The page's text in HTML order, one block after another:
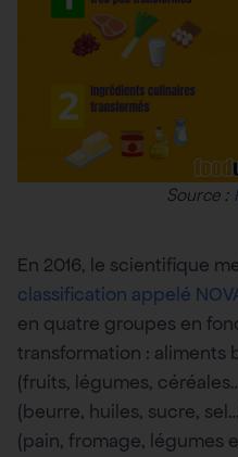
Source :
En 2016, le scientifique
classification appelé
en quatre groupes en
transformation : aliments
(fruits, légumes,
(beurre, huiles, sucre,
(pain, fromage, légumes